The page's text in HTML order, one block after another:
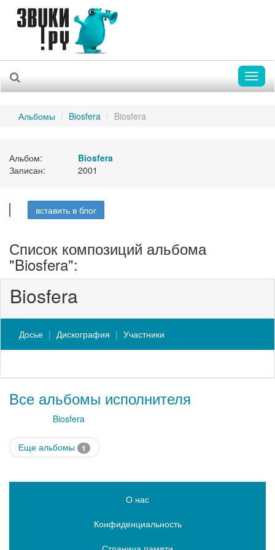
Альбомы Biosfera Biosfera
Альбом:
Biosfera
Записан:
2001
вставить в блог
Список композиций альбома
"Biosfera":
Biosfera
Досье Дискография Участники
Все альбомы исполнителя
Biosfera
Еще альбомы 1
О нас
Конфиденциальность